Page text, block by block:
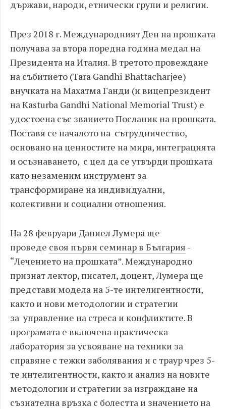
държави, народи, етнически групи и религии.
През 2018 г. Международният Ден на прошката
получава за втора поредна година медал на
Президента на Италия. В третото провеждане
на събитието (Tara Gandhi Bhattacharjee)
внучката на Махатма Ганди (и вицепрезидент
на Kasturba Gandhi National Memorial Trust) е
удостоена със званието Посланик на прошката.
Поставя се началото на сътрудничество,
основано на ценностите на мира, интеграцията
и осъзнаването, с цел да се утвърди прошката
като незаменим инструмент за
трансформиране на индивидуални,
колективни и социални отношения.
На 28 февруари Даниел Лумера ще
проведе своя първи семинар в България -
“Лечението на прошката”. Международно
признат лектор, писател, доцент, Лумера ще
представи моделa на 5-те интелигентности,
както и нови методологии и стратегии
за управление на стреса и конфликтите. В
програмата е включена практическа
лаборатория за усвояване на техники за
справяне с тежки заболявания и с траур чрез 5-
те интелигентности, както и анализ на новите
методологии и стратегии за изграждане на
съзнателна връзка с болестта и значението на